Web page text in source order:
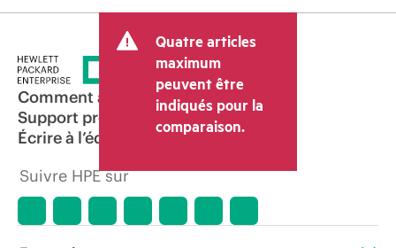
Quatre articles
maximum
peuvent être
indiqués pour la
comparaison.
Comment acheter
Support produit
Écrire à l’équipe commerciale
Suivre HPE sur